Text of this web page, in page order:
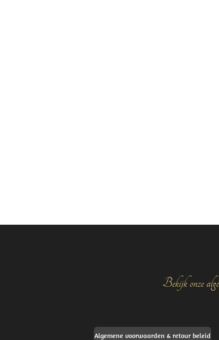
Bekijk onze
Algemene voorwaarden & retour beleid